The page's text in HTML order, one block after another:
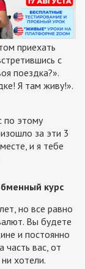
приехать
с
поездка?».
Я там живу!».
по этому
за эти 3
и я тебе
курс
но все равно
Вы будете
и постоянно
часть вас, от
хотели.